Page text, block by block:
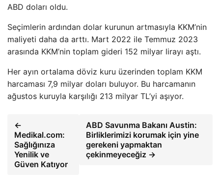
ABD doları oldu.
Seçimlerin ardından dolar kurunun artmasıyla KKM’nin
maliyeti daha da arttı. Mart 2022 ile Temmuz 2023
arasında KKM’nin toplam gideri 152 milyar lirayı aştı.
Her ayın ortalama döviz kuru üzerinden toplam KKM
harcaması 7,9 milyar doları buluyor. Bu harcamanın
ağustos kuruyla karşılığı 213 milyar TL’yi aşıyor.
←
Medikal.com:
Sağlığınıza
Yenilik ve
Güven Katıyor
ABD Savunma Bakanı Austin:
Birliklerimizi korumak için yine
gerekeni yapmaktan
çekinmeyeceğiz →